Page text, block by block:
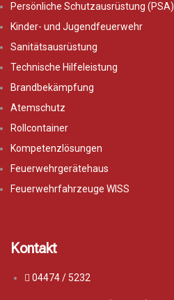
Persönliche Schutzausrüstung (PSA)
Kinder- und Jugendfeuerwehr
Sanitätsausrüstung
Technische Hilfeleistung
Brandbekämpfung
Atemschutz
Rollcontainer
Kompetenzlösungen
Feuerwehrgerätehaus
Feuerwehrfahrzeuge WISS
Kontakt
04474 / 5232